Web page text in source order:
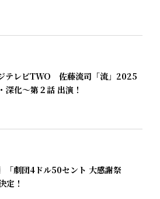
ジテレビTWO 佐藤流司「流」2025
深化～第２話 出演！
「劇団4ドル50セント 大感謝祭
定！